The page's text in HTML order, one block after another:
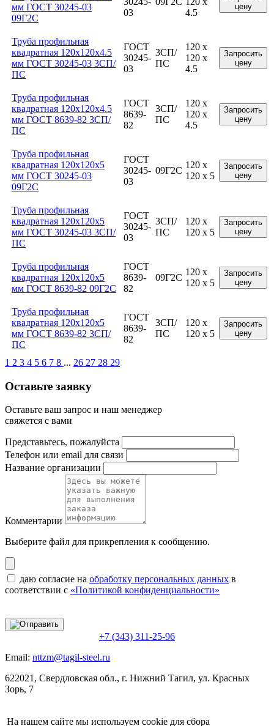
мм ГОСТ 30245-03
09Г2С
03
4.5
цену
Труба профильная
квадратная 120x120x4.5
мм ГОСТ 30245-03 3СП/
ПС
ГОСТ
30245-
03
3СП/
ПС
120 x
120 x
4.5
Запросить
цену
Труба профильная
квадратная 120x120x4.5
мм ГОСТ 8639-82 3СП/
ПС
ГОСТ
8639-
82
3СП/
ПС
120 x
120 x
4.5
Запросить
цену
Труба профильная
квадратная 120x120x5
мм ГОСТ 30245-03
09Г2С
ГОСТ
30245-
03
09Г2С
120 x
120 x 5
Запросить
цену
Труба профильная
квадратная 120x120x5
мм ГОСТ 30245-03 3СП/
ПС
ГОСТ
30245-
03
3СП/
ПС
120 x
120 x 5
Запросить
цену
Труба профильная
квадратная 120x120x5
мм ГОСТ 8639-82 09Г2С
ГОСТ
8639-
82
09Г2С
120 x
120 x 5
Запросить
цену
Труба профильная
квадратная 120x120x5
мм ГОСТ 8639-82 3СП/
ПС
ГОСТ
8639-
82
3СП/
ПС
120 x
120 x 5
Запросить
цену
1 2 3 4 5 6 7 8 ... 26 27 28 29
Оставьте заявку
Оставьте ваш запрос и наш менеджер
свяжется с вами
Представьтесь, пожалуйста
Телефон или email для связи
Название организации
Комментарии
Выберите файл для прикрепления к сообщению.
даю согласие на обработку персональных данных в
соответствии с «Политикой конфиденциальности»
+7 (343) 311-25-96
Email: nttzm@tagil-steel.ru
622021, Свердловская обл., г. Нижний Тагил, ул. Красных
Зорь, 7
На нашем сайте мы используем cookie для сбора